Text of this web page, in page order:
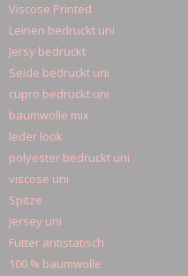
Viscose Printed
Leinen bedruckt uni
Jersy bedruckt
Seide bedruckt uni
cupro bedruckt uni
baumwolle mix
leder look
polyester bedruckt uni
viscose uni
Spitze
jersey uni
Futter antistatisch
100 % baumwolle